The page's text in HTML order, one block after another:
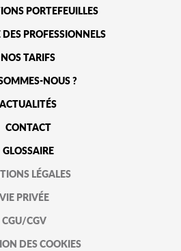
PORTEFEUILLES
PROFESSIONNELS
NOS TARIFS
NOUS ?
ACTUALITÉS
CONTACT
GLOSSAIRE
LÉGALES
VIE PRIVÉE
CGU/CGV
DES COOKIES